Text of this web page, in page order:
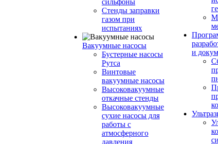
сильфоны
Стенды заправки
газом при
испытаниях
Вакуумные насосы
Бустерные насосы
Рутса
Винтовые
вакуумные насосы
Высоковакуумные
откачные стенды
Высоковакуумные
сухие насосы для
работы с
атмосферного
давления
и